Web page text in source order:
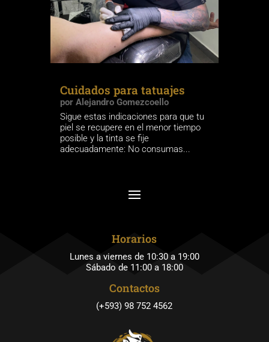
Cuidados para tatuajes
por Alejandro Gomezcoello
Sigue estas indicaciones para que tu
piel se recupere en el menor tiempo
posible y la tinta se fije
adecuadamente: No consumas...
Horarios
Lunes a viernes de 10:30 a 19:00
Sábado de 11:00 a 18:00
Contactos
(+593) 98 752 4562